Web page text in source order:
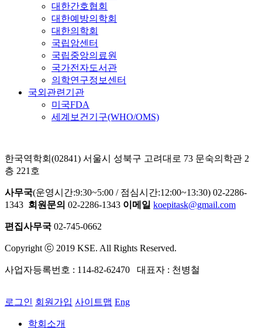
대한간호협회
대한예방의학회
대한의학회
국립암센터
국립중앙의료원
국가전자도서관
의학연구정보센터
국외관련기관
미국FDA
세계보건기구(WHO/OMS)
한국역학회(02841) 서울시 성북구 고려대로 73 문숙의학관 2
층 221호
사무국(운영시간:9:30~5:00 / 점심시간:12:00~13:30) 02-2286-
1343 회원문의 02-2286-1343 이메일 koepitask@gmail.com
편집사무국 02-745-0662
Copyright ⓒ 2019 KSE. All Rights Reserved.
사업자등록번호 : 114-82-62470 대표자 : 천병철
로그인 회원가입 사이트맵 Eng
학회소개